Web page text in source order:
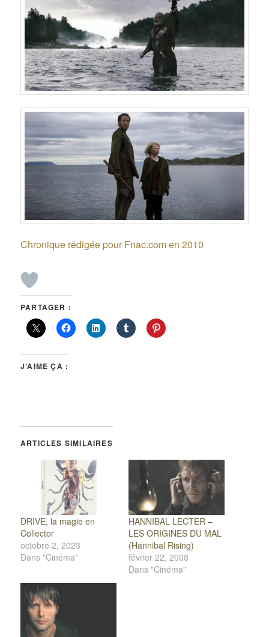
Chronique rédigée pour Fnac.com en 2010
PARTAGER :
J’AIME ÇA :
ARTICLES SIMILAIRES
DRIVE, la magie en
Collector
octobre 2, 2023
Dans "Cinéma"
HANNIBAL LECTER –
LES ORIGINES DU MAL
(Hannibal Rising)
février 22, 2008
Dans "Cinéma"